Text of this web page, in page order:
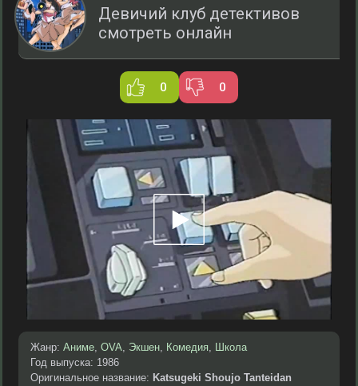
Девичий клуб детективов
смотреть онлайн
0 0
Жанр: Аниме, OVA, Экшен, Комедия, Школа
Год выпуска: 1986
Оригинальное название: Katsugeki Shoujo Tanteidan